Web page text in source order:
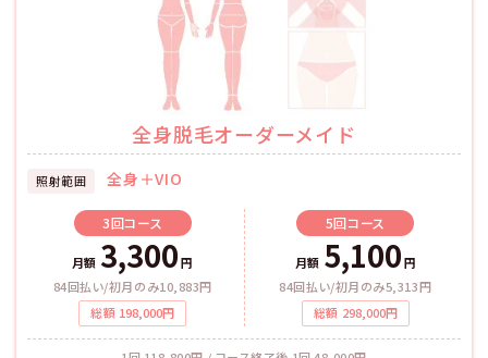
全身脱毛オーダーメイド
照射範囲 全身＋VIO
3回コース
月額 3,300 円
84回払い/初月のみ10,883円
総額 198,000円
5回コース
月額 5,100円
84回払い/初月のみ5,313円
総額 298,000円